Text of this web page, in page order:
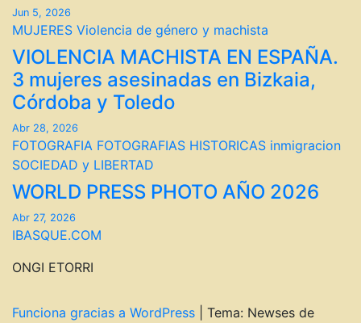
Jun 5, 2026
MUJERES Violencia de género y machista
VIOLENCIA MACHISTA EN ESPAÑA.
3 mujeres asesinadas en Bizkaia,
Córdoba y Toledo
Abr 28, 2026
FOTOGRAFIA FOTOGRAFIAS HISTORICAS inmigracion
SOCIEDAD y LIBERTAD
WORLD PRESS PHOTO AÑO 2026
Abr 27, 2026
IBASQUE.COM
ONGI ETORRI
Funciona gracias a WordPress
Tema: Newses de